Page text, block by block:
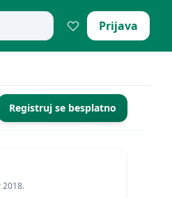
Prijava
Registruj se besplatno
2018.